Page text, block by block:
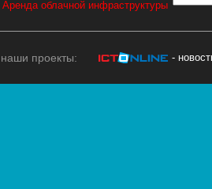
Аренда облачной инфраструктуры
наши проекты: -